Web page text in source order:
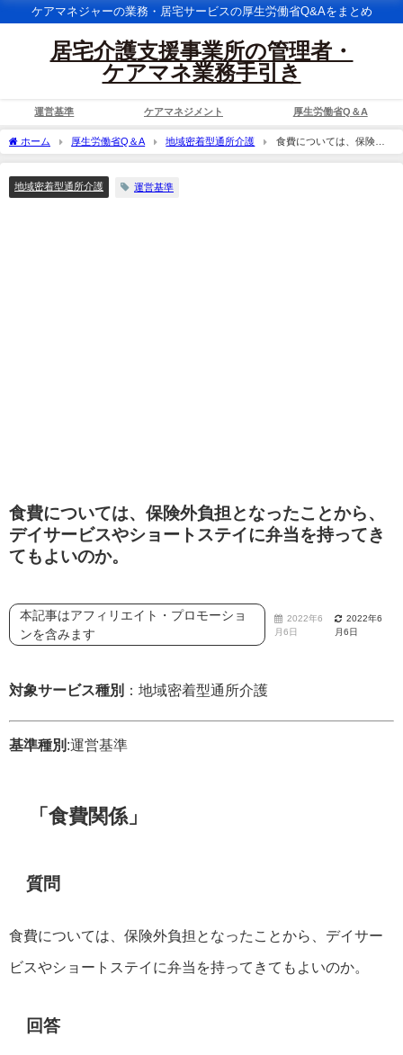
ケアマネジャーの業務・居宅サービスの厚生労働省Q&Aをまとめ
居宅介護支援事業所の管理者・
ケアマネ業務手引き
運営基準 ケアマネジメント 厚生労働省Q＆A
ホーム 厚生労働省Q＆A 地域密着型通所介護
食費については、保険外
負担となったことから、デイサービスやショートステイに弁当を持ってきてもよいの
地域密着型通所介護
運営基準
食費については、保険外負担となったことから、
デイサービスやショートステイに弁当を持ってき
てもよいのか。
本記事はアフィリエイト・プロモーショ
ンを含みます
2022年6
月6日
2022年6
月6日
対象サービス種別 ：地域密着型通所介護
基準種別 :運営基準
「食費関係」
質問
食費については、保険外負担となったことから、デイサー
ビスやショートステイに弁当を持ってきてもよいのか。
回答